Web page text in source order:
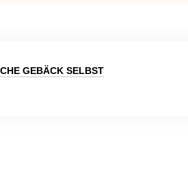
GEBÄCK SELBST